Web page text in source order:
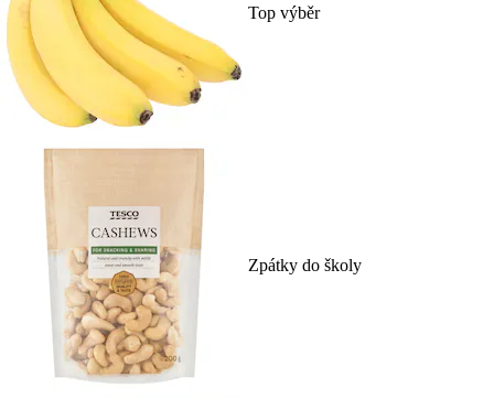
Top výběr
Zpátky do školy